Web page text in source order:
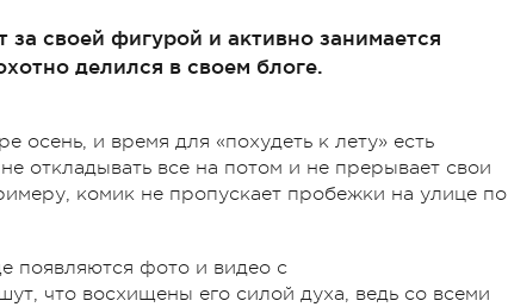
своей фигурой и активно занимается
делился в своем блоге.
осень, и время для «похудеть к лету» есть
откладывать все на потом и не прерывает свои
комик не пропускает пробежки на улице по
появляются фото и видео с
что восхищены его силой духа, ведь со всеми